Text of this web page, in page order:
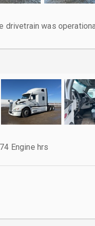
drivetrain was
Engine hrs